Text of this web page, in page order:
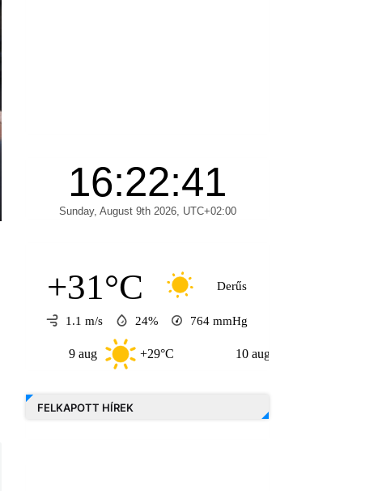
+31°C Derűs
1.1 m/s 24% 764 mmHg
+29°C +33°C
FELKAPOTT HÍREK